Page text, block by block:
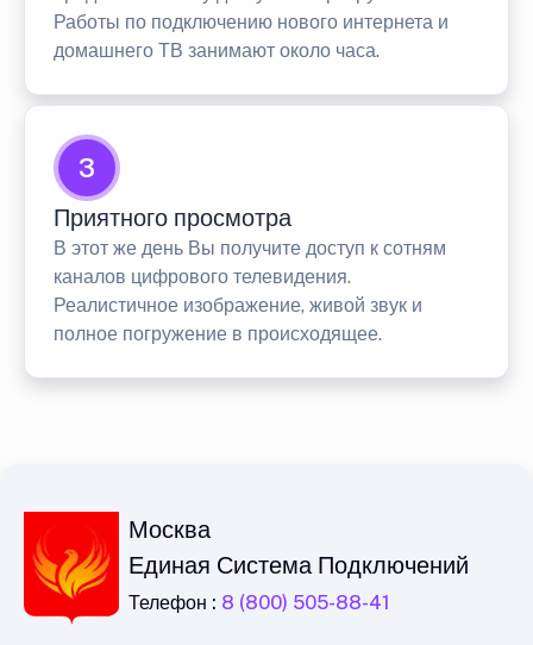
Работы по подключению нового интернета и
домашнего ТВ занимают около часа.
3
Приятного просмотра
В этот же день Вы получите доступ к сотням
каналов цифрового телевидения.
Реалистичное изображение, живой звук и
полное погружение в происходящее.
Москва
Единая Система Подключений
Телефон : 8 (800) 505-88-41